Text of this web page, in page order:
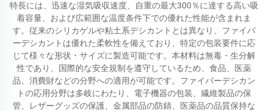
特長には、迅速な湿気吸収速度、自重の最大300％に達する高い吸
着容量、および広範囲な温度条件下での優れた性能が含まれま
す。従来のシリカゲルや粘土系デシカントとは異なり、ファイバ
ーデシカントは優れた柔軟性を備えており、特定の包装要件に応
じて様々な形状・サイズに製造可能です。本材料は無毒・生分解
性であり、国際的な安全規制を遵守しているため、食品、医薬
品、消費財などの分野への適用が可能です。ファイバーデシカン
トの応用分野は多岐にわたり、電子機器の包装、繊維製品の保
管、レザーグッズの保護、金属部品の防錆、医薬品の品質保持な